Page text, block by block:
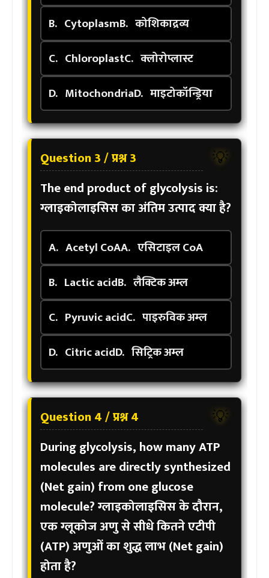
B. CytoplasmB. कोशिकाद्रव्य
C. ChloroplastC. क्लोरोप्लास्ट
D. MitochondriaD. माइटोकॉन्ड्रिया
💡
Question 3 / प्रश्न 3
The end product of glycolysis is:
ग्लाइकोलाइसिस का अंतिम उत्पाद क्या है?
A. Acetyl CoAA. एसिटाइल CoA
B. Lactic acidB. लैक्टिक अम्ल
C. Pyruvic acidC. पाइरुविक अम्ल
D. Citric acidD. सिट्रिक अम्ल
💡
Question 4 / प्रश्न 4
During glycolysis, how many ATP
molecules are directly synthesized
(Net gain) from one glucose
molecule?ग्लाइकोलाइसिस के दौरान,
एक ग्लूकोज अणु से सीधे कितने एटीपी
(ATP) अणुओं का शुद्ध लाभ (Net gain)
होता है?